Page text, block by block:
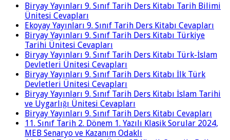
Biryay Yayınları 9. Sınıf Tarih Ders Kitabı Tarih Bilimi
Ünitesi Cevapları
Ekoyay Yayınları 9. Sınıf Tarih Ders Kitabı Cevapları
Biryay Yayınları 9. Sınıf Tarih Ders Kitabı Türkiye
Tarihi Ünitesi Cevapları
Biryay Yayınları 9. Sınıf Tarih Ders Kitabı Türk-İslam
Devletleri Ünitesi Cevapları
Biryay Yayınları 9. Sınıf Tarih Ders Kitabı İlk Türk
Devletleri Ünitesi Cevapları
Biryay Yayınları 9. Sınıf Tarih Ders Kitabı İslam Tarihi
ve Uygarlığı Ünitesi Cevapları
Biryay Yayınları 9. Sınıf Tarih Ders Kitabı Cevapları
11. Sınıf Tarih 2. Dönem 1. Yazılı Klasik Sorular 2024,
MEB Senaryo ve Kazanım Odaklı